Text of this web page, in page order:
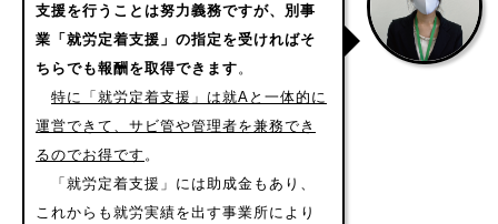
支援を行うことは努力義務ですが、別事
業「就労定着支援」の指定を受ければそ
ちらでも報酬を取得できます 。
特に「就労定着支援」は就Aと一体的に
運営できて、サビ管や管理者を兼務でき
るのでお得です 。
「就労定着支援」には助成金もあり、
これからも就労実績を出す事業所により